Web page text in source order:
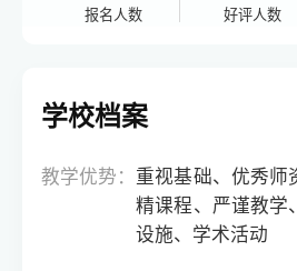
报名人数 好评人数
学校档案
教学优势： 重视基础、优秀师
精课程、严谨教学
设施、学术活动